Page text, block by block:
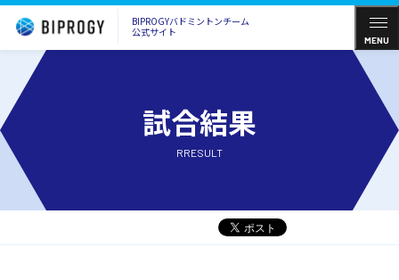
BIPROGYバドミントンチーム
公式サイト
MENU
試合結果
RRESULT